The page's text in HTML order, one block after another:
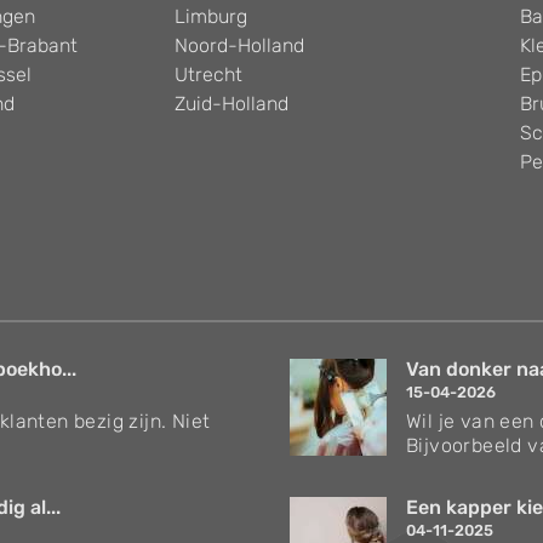
Limburg
Brabant
Noord-Holland
Utrecht
Zuid-Holland
bezig zijn. Niet
Van donker
15-04-2026
Wil je van
Bijvoorbeeld
al... Een kapper
04-11-2025